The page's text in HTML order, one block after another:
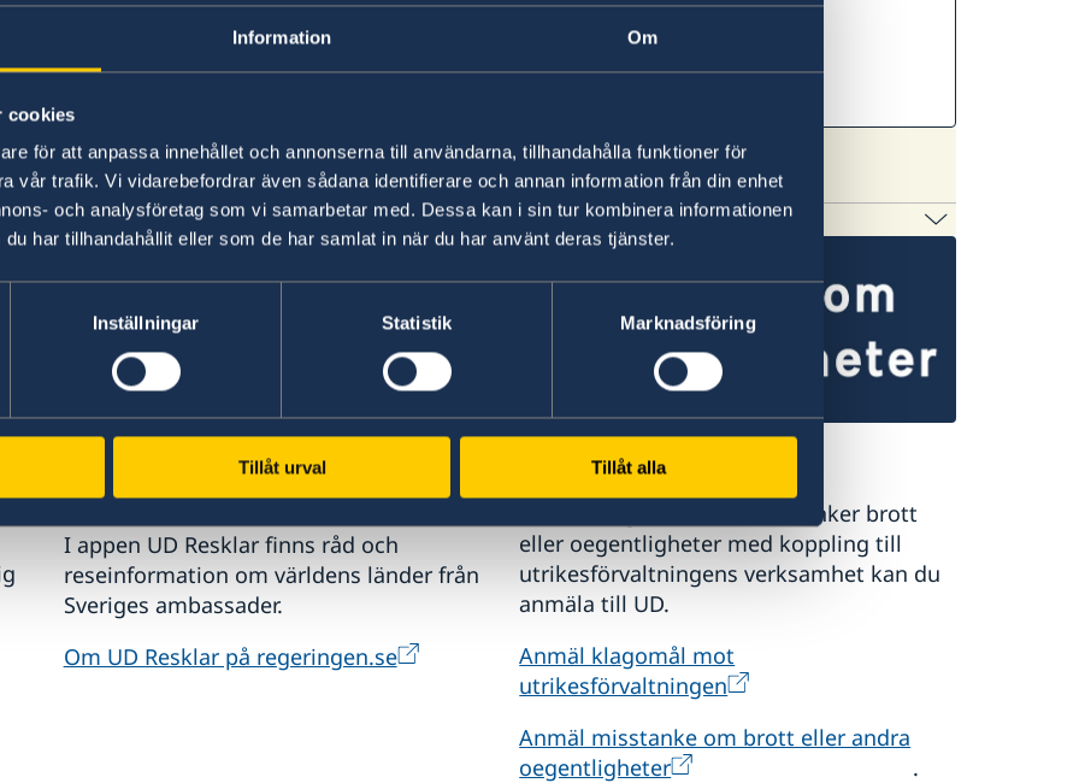
Information Om
cookies
för att anpassa innehållet och annonserna till användarna, tillhandahålla funktioner för
vår trafik. Vi vidarebefordrar även sådana identifierare och annan information från din enhet
och analysföretag som vi samarbetar med. Dessa kan i sin tur kombinera informationen
har tillhandahållit eller som de har samlat in när du har använt deras tjänster.
Inställningar Statistik Marknadsföring
Tillåt urval Tillåt alla
presenterade utrikesminister Maria Malmer Stenergard regeringens
Sveriges företrädare i ett 30-tal länder där Sverige inte har någon fast diplomatisk
placerade i Stockholm, men gör regelbundet resor till de länder de är anmälda.
(KSU) på Utrikesdepartementet i Stockholm stödjer med beredning av ärenden
honorärkonsulat i berörda länder.
Om oss.
UD:s reseinformation direkt i
fickan
I appen UD Resklar finns råd och
reseinformation om världens länder från
Sveriges ambassader.
Om UD Resklar på regeringen.se
Anmäl till UD
Har du klagomål eller misstänker brott
eller oegentligheter med koppling till
utrikesförvaltningens verksamhet kan du
anmäla till UD.
Anmäl klagomål mot
utrikesförvaltningen
Anmäl misstanke om brott eller andra
oegentligheter
.